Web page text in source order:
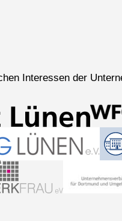
Interessen der